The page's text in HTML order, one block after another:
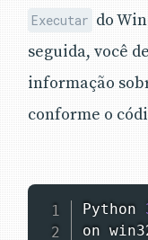
Executar do
seguida, você
informação
conforme o
Python
on